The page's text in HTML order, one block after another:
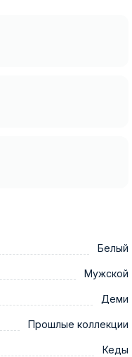
Белый
Мужской
Деми
Прошлые коллекции
Кеды